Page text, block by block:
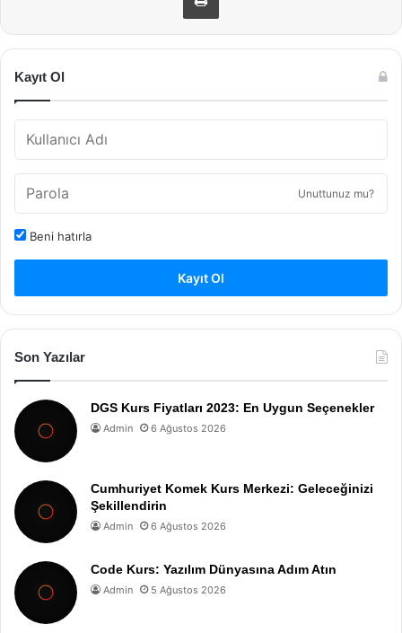
Kayıt Ol
Unuttunuz mu?
Beni hatırla
Kayıt Ol
Son Yazılar
DGS Kurs Fiyatları 2023: En Uygun Seçenekler
Admin 6 Ağustos 2026
Cumhuriyet Komek Kurs Merkezi: Geleceğinizi
Şekillendirin
Admin 6 Ağustos 2026
Code Kurs: Yazılım Dünyasına Adım Atın
Admin 5 Ağustos 2026